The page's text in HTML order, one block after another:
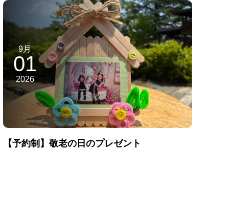
9月
01
2026
【予約制】敬老の日のプレゼント